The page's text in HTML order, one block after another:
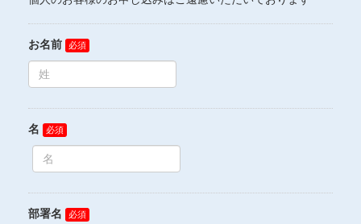
お名前
名
部署名